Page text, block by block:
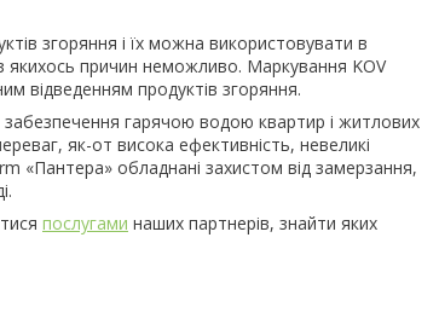
згоряння і їх можна використовувати в
причин неможливо. Маркування KOV
відведенням продуктів згоряння.
гарячою водою квартир і житлових
як-от висока ефективність, невеликі
«Пантера» обладнані захистом від замерзання,
послугами наших партнерів, знайти яких